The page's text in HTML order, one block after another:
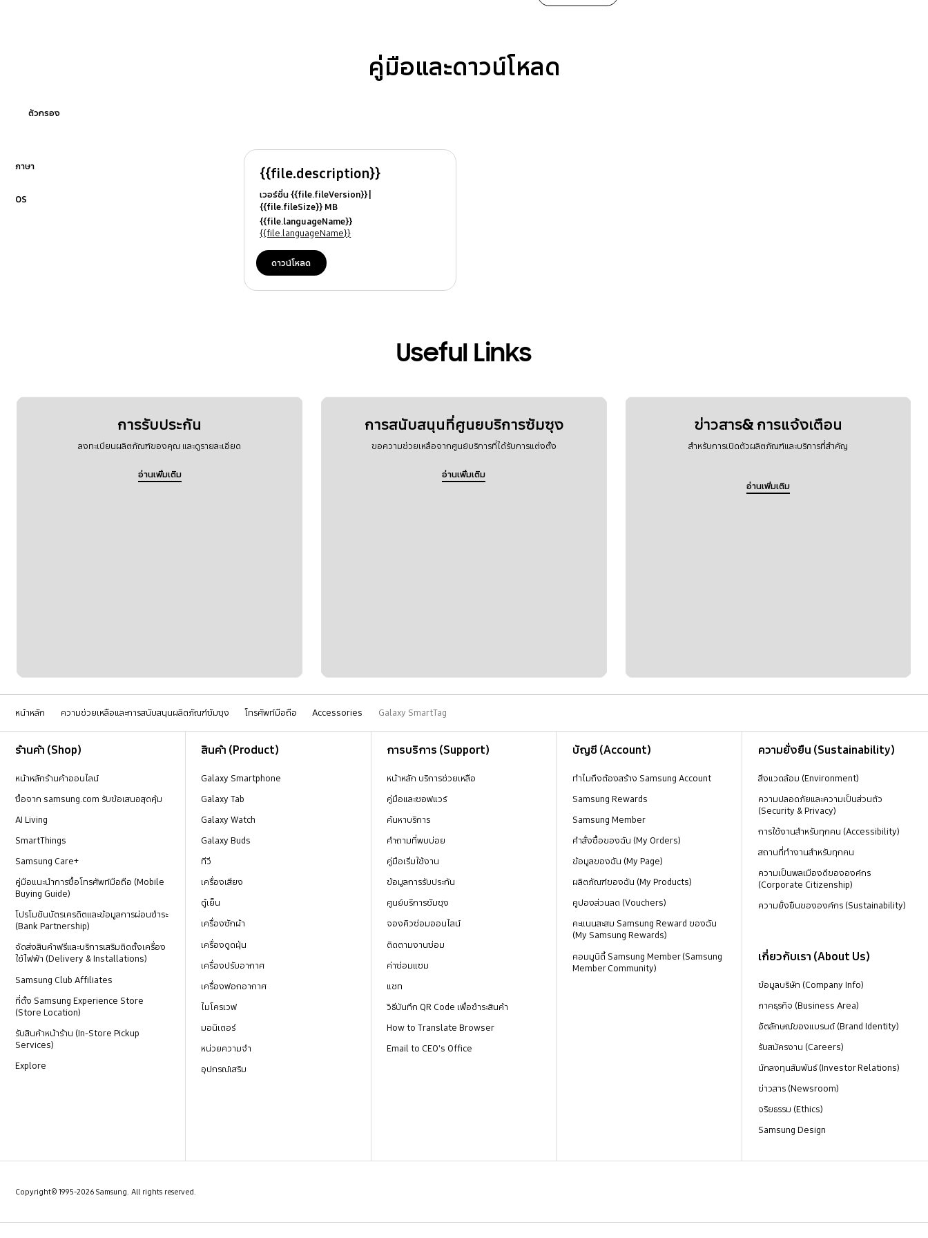
คู่มือและดาวน์โหลด
ตัวกรอง
ภาษา
OS
{{file.description}}
เวอร์ชั่น {{file.fileVersion}}
{{file.fileSize}} MB
{{file.fileModifiedDate}}
{{file.osNames}}
{{file.languageName}}
{{file.languageName}}
ดาวน์โหลด
Useful Links
การรับประกัน
ลงทะเบียนผลิตภัณฑ์ของคุณ และดูรายละเอียด
อ่านเพิ่มเติม
การสนับสนุนที่ศูนยบริการซัมซุง
ขอความช่วยเหลือจากศูนย์บริการที่ได้รับการแต่งตั้ง
อ่านเพิ่มเติม
ข่าวสาร& การแจ้งเตือน
สำหรับการเปิดตัวผลิตภัณฑ์และบริการที่สำคัญ
อ่านเพิ่มเติม
หน้าหลัก ความช่วยเหลือและการสนับสนุนผลิตภัณฑ์ซัมซุง โทรศัพท์มือถือ Accessories Galaxy SmartTag
ร้านค้า (Shop)
หน้าหลักร้านค้าออนไลน์
ซื้อจาก samsung.com รับข้อเสนอสุดคุ้ม
AI Living
SmartThings
Samsung Care+
คู่มือแนะนำการซื้อโทรศัพท์มือถือ (Mobile
Buying Guide)
โปรโมชันบัตรเครดิตและข้อมูลการผ่อนชำระ
(Bank Partnership)
จัดส่งสินค้าฟรีและบริการเสริมติดตั้งเครื่อง
ใช้ไฟฟ้า (Delivery & Installations)
Samsung Club Affiliates
ที่ตั้ง Samsung Experience Store
(Store Location)
รับสินค้าหน้าร้าน (In-Store Pickup
Services)
Explore
สินค้า (Product)
Galaxy Smartphone
Galaxy Tab
Galaxy Watch
Galaxy Buds
ทีวี
เครื่องเสียง
ตู้เย็น
เครื่องซักผ้า
เครื่องดูดฝุ่น
เครื่องปรับอากาศ
เครื่องฟอกอากาศ
ไมโครเวฟ
มอนิเตอร์
หน่วยความจำ
อุปกรณ์เสริม
การบริการ (Support)
หน้าหลัก บริการช่วยเหลือ
คู่มือและซอฟแวร์
ค้นหาบริการ
คำถามที่พบบ่อย
คู่มือเริ่มใช้งาน
ข้อมูลการรับประกัน
ศูนย์บริการซัมซุง
จองคิวซ่อมออนไลน์
ติดตามงานซ่อม
ค่าซ่อมแซม
แชท
วิธีบันทึก QR Code เพื่อชำระสินค้า
How to Translate Browser
Email to CEO's Office
บัญชี (Account)
ทำไมถึงต้องสร้าง Samsung Account
Samsung Rewards
Samsung Member
คำสั่งซื้อของฉัน (My Orders)
ข้อมูลของฉัน (My Page)
ผลิตภัณฑ์ของฉัน (My Products)
คูปองส่วนลด (Vouchers)
คะแนนสะสม Samsung Reward ของฉัน
(My Samsung Rewards)
คอมมูนิตี้ Samsung Member (Samsung
Member Community)
ความยั่งยืน (Sustainability)
สิ่งแวดล้อม (Environment)
ความปลอดภัยและความเป็นส่วนตัว
(Security & Privacy)
การใช้งานสำหรับทุกคน (Accessibility)
สถานที่ทำงานสำหรับทุกคน
ความเป็นพลเมืองดีขององค์กร
(Corporate Citizenship)
ความยั่งยืนขององค์กร (Sustainability)
เกี่ยวกับเรา (About Us)
ข้อมูลบริษัท (Company Info)
ภาคธุรกิจ (Business Area)
อัตลักษณ์ของแบรนด์ (Brand Identity)
รับสมัครงาน (Careers)
นักลงทุนสัมพันธ์ (Investor Relations)
ข่าวสาร (Newsroom)
จริยธรรม (Ethics)
Samsung Design
Copyright© 1995-2026 Samsung. All rights reserved.